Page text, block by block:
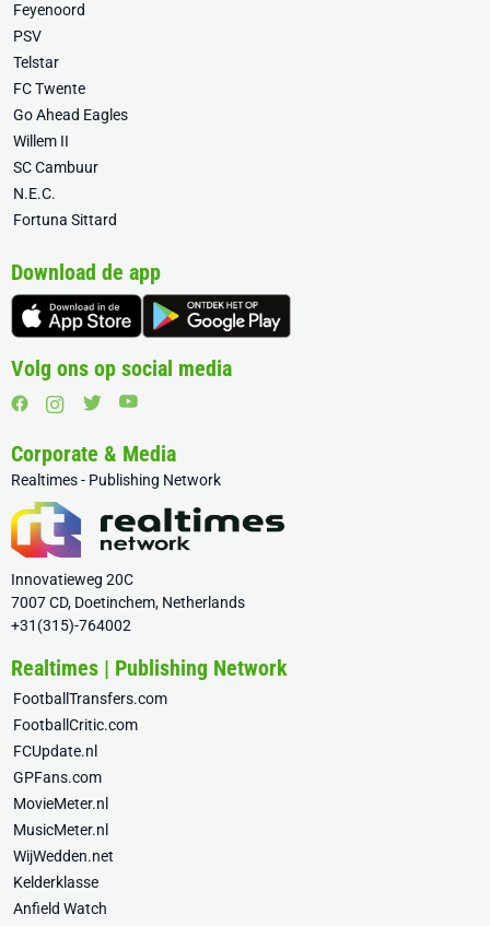
Feyenoord
PSV
Telstar
FC Twente
Go Ahead Eagles
Willem II
SC Cambuur
N.E.C.
Fortuna Sittard
Download de app
Volg ons op social media
Corporate & Media
Realtimes - Publishing Network
Innovatieweg 20C
7007 CD, Doetinchem, Netherlands
+31(315)-764002
Realtimes | Publishing Network
FootballTransfers.com
FootballCritic.com
FCUpdate.nl
GPFans.com
MovieMeter.nl
MusicMeter.nl
WijWedden.net
Kelderklasse
Anfield Watch